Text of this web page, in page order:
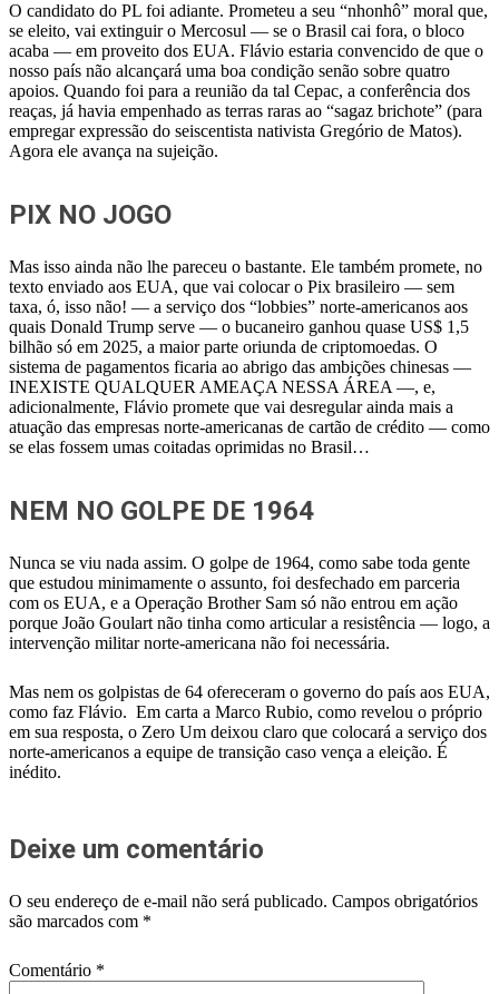
O candidato do PL foi adiante. Prometeu a seu “nhonhô” moral que,
se eleito, vai extinguir o Mercosul — se o Brasil cai fora, o bloco
acaba — em proveito dos EUA. Flávio estaria convencido de que o
nosso país não alcançará uma boa condição senão sobre quatro
apoios. Quando foi para a reunião da tal Cepac, a conferência dos
reaças, já havia empenhado as terras raras ao “sagaz brichote” (para
empregar expressão do seiscentista nativista Gregório de Matos).
Agora ele avança na sujeição.
PIX NO JOGO
Mas isso ainda não lhe pareceu o bastante. Ele também promete, no
texto enviado aos EUA, que vai colocar o Pix brasileiro — sem
taxa, ó, isso não! — a serviço dos “lobbies” norte-americanos aos
quais Donald Trump serve — o bucaneiro ganhou quase US$ 1,5
bilhão só em 2025, a maior parte oriunda de criptomoedas. O
sistema de pagamentos ficaria ao abrigo das ambições chinesas —
INEXISTE QUALQUER AMEAÇA NESSA ÁREA —, e,
adicionalmente, Flávio promete que vai desregular ainda mais a
atuação das empresas norte-americanas de cartão de crédito — como
se elas fossem umas coitadas oprimidas no Brasil…
NEM NO GOLPE DE 1964
Nunca se viu nada assim. O golpe de 1964, como sabe toda gente
que estudou minimamente o assunto, foi desfechado em parceria
com os EUA, e a Operação Brother Sam só não entrou em ação
porque João Goulart não tinha como articular a resistência — logo, a
intervenção militar norte-americana não foi necessária.
Mas nem os golpistas de 64 ofereceram o governo do país aos EUA,
como faz Flávio. Em carta a Marco Rubio, como revelou o próprio
em sua resposta, o Zero Um deixou claro que colocará a serviço dos
norte-americanos a equipe de transição caso vença a eleição. É
inédito.
Deixe um comentário
O seu endereço de e-mail não será publicado. Campos obrigatórios
são marcados com *
Comentário *